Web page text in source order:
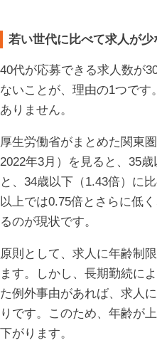
若い世代に比べて求人が少
40代が応募できる求人数が
ないことが、理由の1つで
ありません。
厚生労働省がまとめた関東
2022年3月）を見ると、35
と、34歳以下（1.43倍）に
以上では0.75倍とさらに低
るのが現状です。
原則として、求人に年齢制
ます。しかし、長期勤続に
た例外事由があれば、求人
りです。このため、年齢が
下がります。